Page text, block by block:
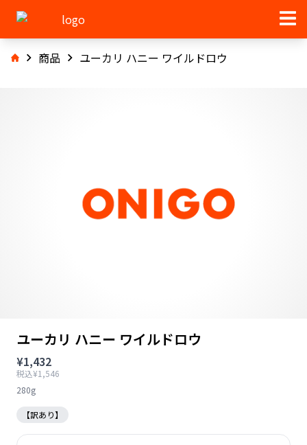
商品 ユーカリ ハニー ワイルドロウ
ユーカリ ハニー ワイルドロウ
¥1,432
税込¥1,546
280g
【訳あり】